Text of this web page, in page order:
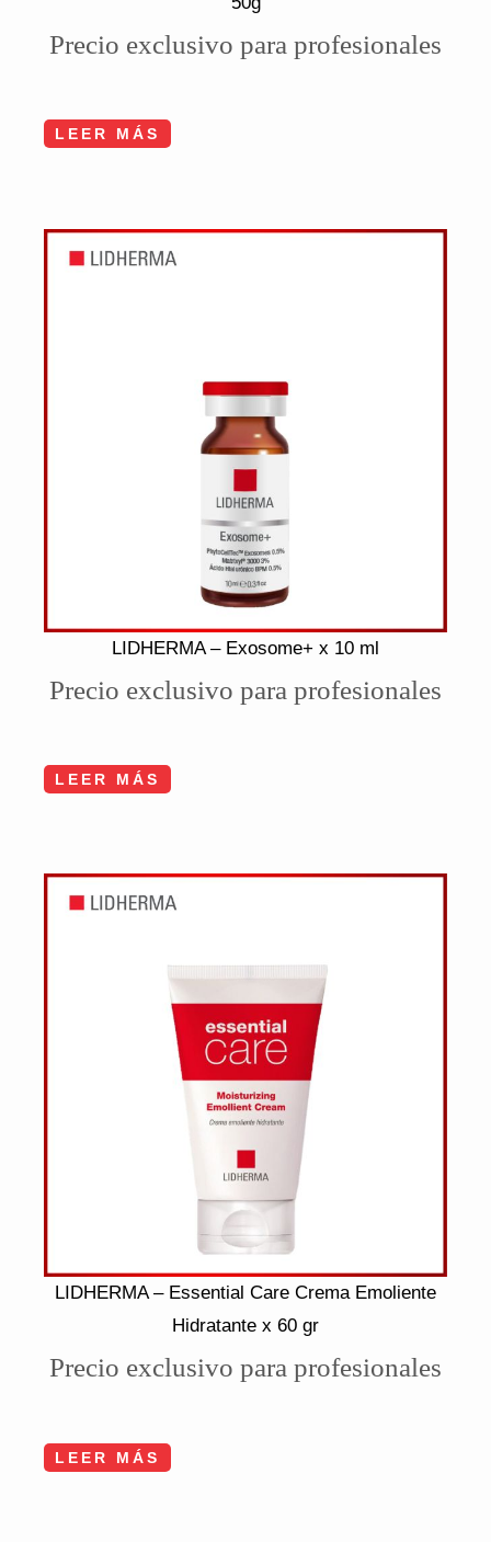
Precio exclusivo para profesionales
LEER MÁS
LIDHERMA – Exosome+ x 10 ml
Precio exclusivo para profesionales
LEER MÁS
LIDHERMA – Essential Care Crema Emoliente
Hidratante x 60 gr
Precio exclusivo para profesionales
LEER MÁS